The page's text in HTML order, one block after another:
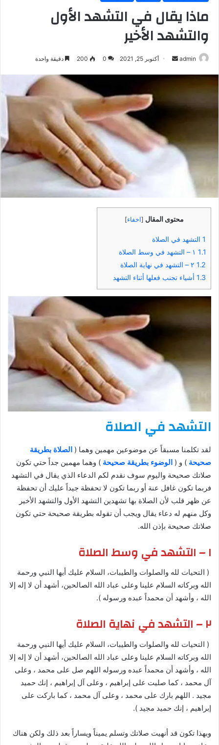
ماذا يقال في التشهد الأول
والتشهد الأخير
admin
أرسل أكتوبر 25, 2021 0
200 دقيقة واحدة
محتوى المقال [اخفاء]
1 التشهد في الصلاة
1.1
1.2
1.3 أشياء تجنب فعلها أثناء التشهد
التشهد في الصلاة
لقد تكلمنا مسبقاً عن موضوعين مهمين وهما ( الصلاة بطريقة
صحيحة ) و ( الوضوء بطريقة صحيحة ) وهما مهمين جداً حتي تكون
صلاتك صحيحة واليوم سوف نقدم لكم الدعاء الذي يقال في التشهد
فربما تكون غافل عنة أو ربما تكون لا تحفظة جيداً عليك أن تحفظة
عن ظهر قلب لأن الصلاة بها تشهدين التشهد الأول والتشهد الأخير
وكل منهم له دعاء يقال ويجب أن تقوله بطريقة صحيحة حتي تكون
صلاتك صحيحة بإذن الله.
١ – التشهد في وسط الصلاة
( التحيات لله والصلوات والطيبات، السلام عليك أيها النبي ورحمة
الله وبركاته السلام علينا وعلى عباد الله الصالحين، أشهد أن لا إله إلا
الله ، وأشهد أن محمداً عبده ورسوله ).
٢ – التشهد في نهاية الصلاة
( التحيات لله والصلوات والطيبات، السلام عليك أيها النبي ورحمة
الله وبركاته السلام علينا وعلى عباد الله الصالحين، أشهد أن لا إله إلا
الله ، وأشهد أن محمداً عبده ورسوله اللهم صل على محمد ، وعلى
آل محمد ، كما صليت على إبراهيم ، وعلى آل إبراهيم ، إنك حميد
مجيد . اللهم بارك على محمد ، وعلى آل محمد ، كما باركت على
إبراهيم ، إنك حميد مجيد ).
وبهذا تكون قد أنهيت صلاتك وتسلم يميناً ويساراً بعد ذلك ولكن هناك